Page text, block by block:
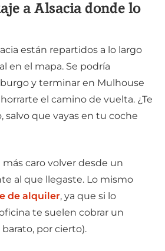
a Alsacia donde lo
están repartidos a lo largo
en el mapa. Se podría
y terminar en Mulhouse
el camino de vuelta. ¿Te
salvo que vayas en tu coche
caro volver desde un
al que llegaste. Lo mismo
de alquiler, ya que si lo
te suelen cobrar un
por cierto).